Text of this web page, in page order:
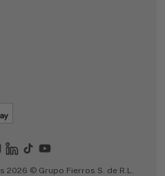
© Grupo Fierros S. de R.L.